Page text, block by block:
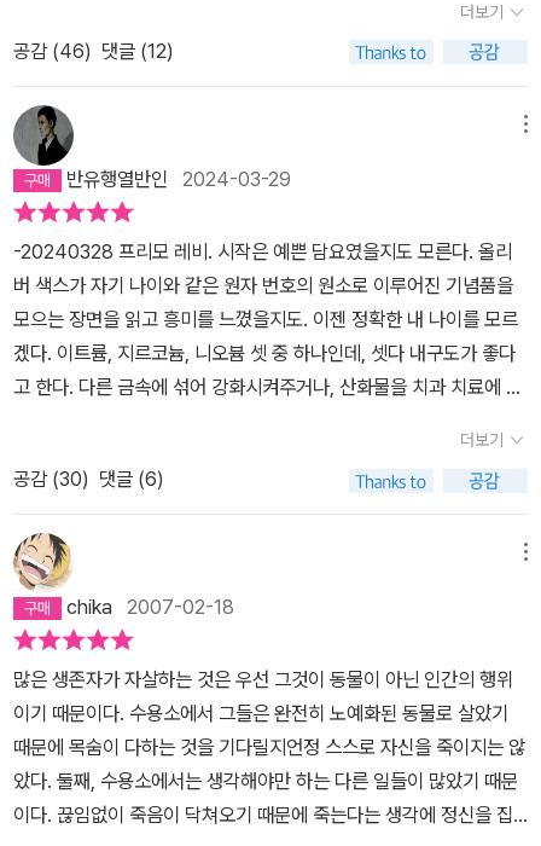
그런 책들이 하나둘이던가. 그러던 차에, 책에 소개된 21개의 원소들
이 작가의 얼굴 위로 떡하니 인쇄된 표지를 보니, 두 번 생각할 것 없
이 바로 구매를 결정했다. 사실 <이것이 인간인가>를 비롯한 프리
모 레비를 읽는 건, 도저히 재현할 수 없는 인류사의 비극을 다시 만나
는 것만큼의 무게로 다가왔다. 어쩌면 의도적으로 독서를 미루거나
방치했는지도 모르겠다. 그러다가 어느 날, 아무 생각 없이 책을 펼쳐
들었고 그대로 빠져 들었다. 그제서야 프리모 레비의 책들을 본격적
으로 찾아 읽기 시작했다. 그리고 다시 모두 잊어 버렸다. 그것 역시
기억의 의도적 작용이 아니었을까 싶다. 당장의 스트레스도 감당하지
못하는 하나의 존재가 인류사적 비극을 읽는다고 해서 작금의 삶이
무엇이 달라지겠는가 뭐 그런 얕은 생각이 아니었을까. 늘 그렇지만
이번에도 서설이 길었다. 아무래도 인생책이라 부를 만하다고 공언한
만큼, 본격적인 썰을 풀기에 앞서 워밍업한 것 정도로 보면 될 것 같
다. 그렇다고 해서 무언가 거창한 리뷰를 쓰고 싶다는 생각이 없는 것
자 하는 마음에 자꾸만 말이 길어지는 그런 느낌이다. 지구상에 존재
하는 6개의 불활성기체 중에 하나인 아르곤으로 시작하는 게 심상치
않다. 참고로 나머지 5개의 불활성기체는 헬륨·네온·크립톤·제논 및
라돈이라고 한다. 프리모 레비는 왜 다른 원소들과 좀처럼 섞이지 않
는 보통 사람은 잘 모르는 아르곤으로 이야기를 시작했을까 나는 곰
곰 생각해 본다. 그것은 바로 스페인에서 1500년대에 이탈리아 피에
몬테 지방으로 이주한 유대인 조상에 대한 이야기에 기원한다. 여호
와로부터 선택받은 민족이라는 유대인들은 팔레스타인에서 추방당한
이래, 전 세계를 돌면서도 자신들의 고유한 정체성을 지키는데 전력
더보기
공감 (46) 댓글 (12)
반유행열반인 2024-03-29
-20240328 프리모 레비. 시작은 예쁜 담요였을지도 모른다. 올리
버 색스가 자기 나이와 같은 원자 번호의 원소로 이루어진 기념품을
모으는 장면을 읽고 흥미를 느꼈을지도. 이젠 정확한 내 나이를 모르
겠다. 이트륨, 지르코늄, 니오븀 셋 중 하나인데, 셋다 내구도가 좋다
고 한다. 다른 금속에 섞어 강화시켜주거나, 산화물을 치과 치료에 쓴
연하게 물리나 화학 공부를 더 해 보고 싶었다. 그럼 수학도 왠지 같이
해야 할 것 같고. 과학이든 수학이든 고교 수준부터 보자, 그럼 아예
수능을 볼까? 하다가 그해부터 약대가 다시 수능으로 입학생을 뽑는
걸 알게 되었다. 화학, 화학이다! 하고 EBS 화학 강의를 몇 개 보다
보름만에 접었다. 진리의 생지(생명과학+지구과학)! 입시에 성공하
면 나는 주로 화학을 공부하게 될텐데, 화학을 배우려면 생명과학과
지구과학으로 대학 문을 뚫어야 하는 묘한 상황… 작년에 조금 쉬는
김에 물리 해 볼까...하면서 내신 강의를 석달 정도 2/3쯤 듣다가 다시
생명과학으로 돌아왔다. ㅋㅋㅋ반도체까지 배우긴 했는데 역시…물
리야 만나서 반가웠고 시험으론 만나지 말자… 책 쟁이는 비중이 문학
과 교양과학책이 거의 반반 비등비등한, 뼈문과지만 이과로 개조되길
열망하는 나새끼는, 그래서 프리모 레비의 ‘주기율표’라는 책이 오래
더보기
공감 (30) 댓글 (6)
chika 2007-02-18
많은 생존자가 자살하는 것은 우선 그것이 동물이 아닌 인간의 행위
이기 때문이다. 수용소에서 그들은 완전히 노예화된 동물로 살았기
때문에 목숨이 다하는 것을 기다릴지언정 스스로 자신을 죽이지는 않
았다. 둘째, 수용소에서는 생각해야만 하는 다른 일들이 많았기 때문
이다. 끊임없이 죽음이 닥쳐오기 때문에 죽는다는 생각에 정신을 집